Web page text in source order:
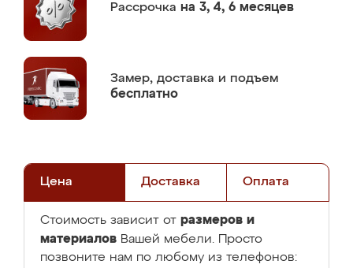
Рассрочка на 3, 4, 6 месяцев
Замер, доставка и подъем
бесплатно
Цена Доставка Оплата
Стоимость зависит от размеров и
материалов Вашей мебели. Просто
позвоните нам по любому из телефонов: